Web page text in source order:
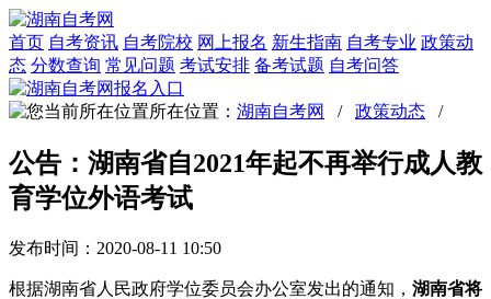
首页 自考资讯 自考院校 网上报名 新生指南 自考专业 政策动
态 分数查询 常见问题 考试安排 备考试题 自考问答
所在位置： 湖南自考网 / 政策动态 /
公告：湖南省自2021年起不再举行成人教
育学位外语考试
发布时间：2020-08-11 10:50
根据湖南省人民政府学位委员会办公室发出的通知， 湖南省将